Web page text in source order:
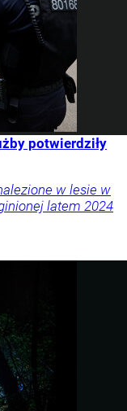
potwierdziły
w lesie w
latem 2024